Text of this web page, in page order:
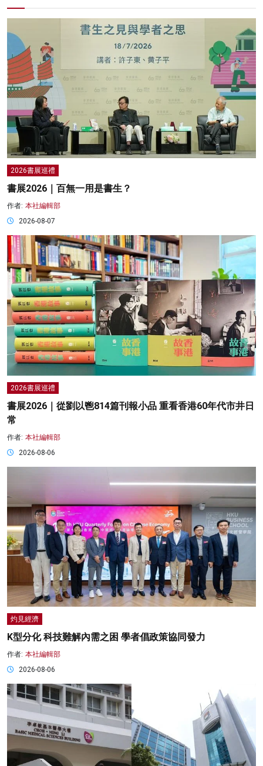
2026書展巡禮
書展2026｜百無一用是書生？
作者: 本社編輯部
2026-08-07
2026書展巡禮
書展2026｜從劉以鬯814篇刊報小品 重看香港60年代市井日
常
作者: 本社編輯部
2026-08-06
灼見經濟
K型分化 科技難解內需之困 學者倡政策協同發力
作者: 本社編輯部
2026-08-06